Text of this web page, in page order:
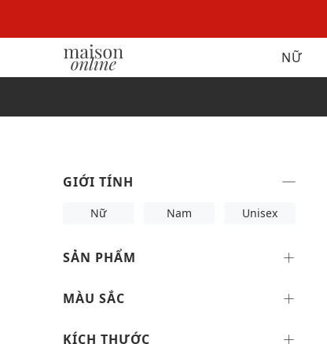
NỮ
GIỚI TÍNH
Nữ Nam Unisex
SẢN PHẨM
MÀU SẮC
KÍCH THƯỚC